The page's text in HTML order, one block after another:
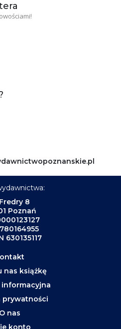
8
Poznań
630135117
nas książkę
informacyjna
prywatności
O nas
konto